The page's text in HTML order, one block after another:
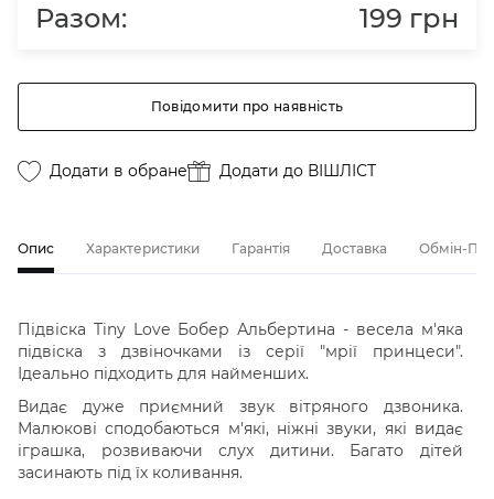
Разом: 199 грн
Повідомити про наявність
Додати в обране Додати до ВІШЛІСТ
Опис Характеристики Гарантія Доставка Обмін-
Підвіска Tiny Love Бобер Альбертина - весела м'яка
підвіска з дзвіночками із серії "мрії принцеси".
Ідеально підходить для найменших.
Видає дуже приємний звук вітряного дзвоника.
Малюкові сподобаються м'які, ніжні звуки, які видає
іграшка, розвиваючи слух дитини. Багато дітей
засинають під їх коливання.